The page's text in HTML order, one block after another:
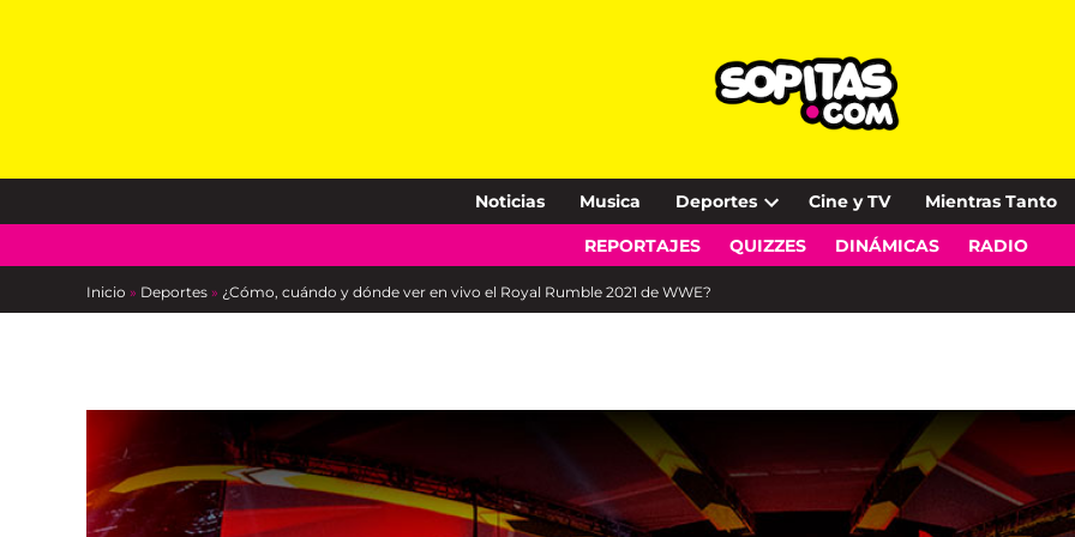
Noticias Musica Deportes
Open
dropdown
Cine y TV Mientras Tanto
REPORTAJES QUIZZES DINÁMICAS RADIO
Inicio » Deportes » ¿Cómo, cuándo y dónde ver en vivo el Royal Rumble 2021 de WWE?